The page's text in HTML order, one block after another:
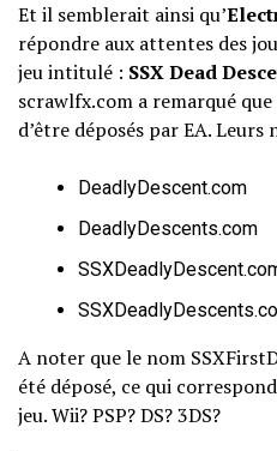
Et il semblerait ainsi qu’
répondre aux attentes des
jeu intitulé : SSX Dead
scrawlfx.com a remarqué
d’être déposés par EA. Leurs
DeadlyDescent.com
DeadlyDescents.com
A noter que le nom
été déposé, ce qui
jeu. Wii? PSP? DS? 3DS?